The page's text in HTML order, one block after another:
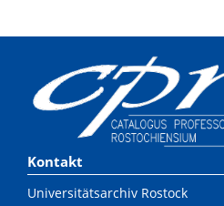
Kontakt
Universitätsarchiv Rostock